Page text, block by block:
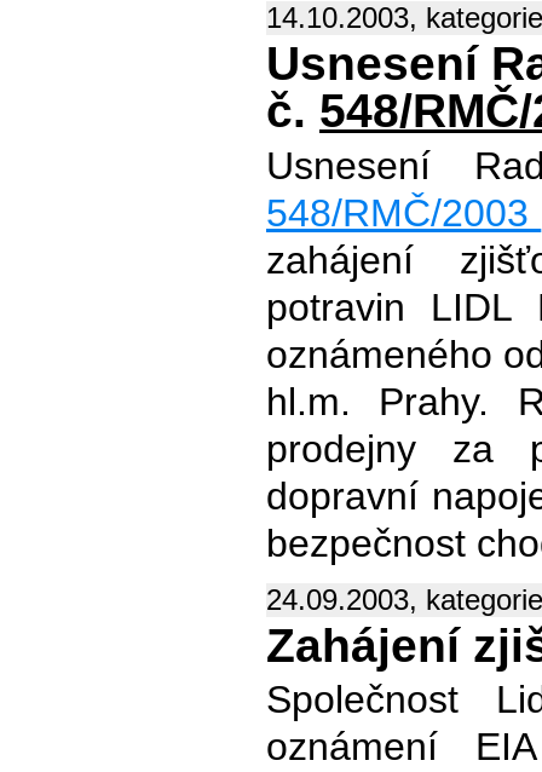
14.10.2003,
Usnesení
č. 548/
Usnesení
548/RMČ/2003
zahájení
potravin LIDL
oznámeného
hl.m. Prahy.
prodejny za
dopravní
bezpečnost
24.09.2003,
Zahájení
Společnost
oznámení